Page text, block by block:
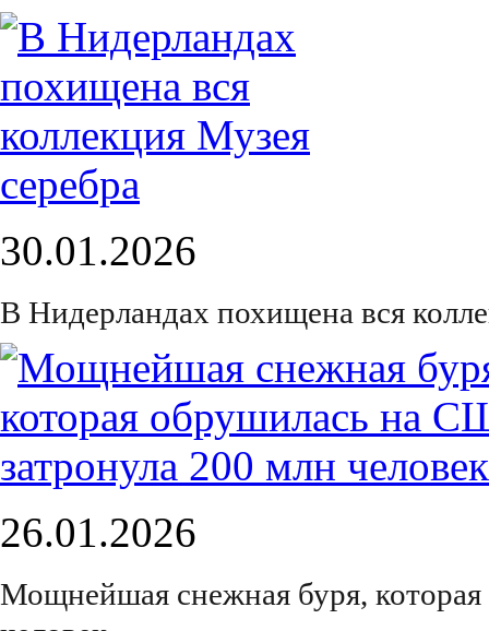
30.01.2026
В Нидерландах похищена вся
26.01.2026
Мощнейшая снежная буря,